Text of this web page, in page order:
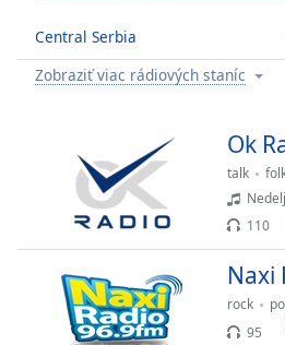
TypeLIVE
Seek to
live,
Remaining
Playback
Central Serbia
Zobraziť viac rádiových staníc
Ok
talk
110
Naxi
rock
95